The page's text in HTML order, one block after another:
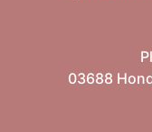
03688